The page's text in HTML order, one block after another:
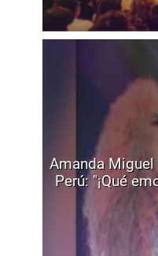
Amanda
Perú: "¡Qué